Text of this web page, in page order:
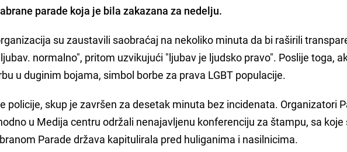
parade koja je bila zakazana za nedelju.
su zaustavili saobraćaj na nekoliko minuta da bi raširili
normalno", pritom uzvikujući "ljubav je ljudsko pravo". Poslije toga,
u duginim bojama, simbol borbe za prava LGBT populacije.
policije, skup je završen za desetak minuta bez incidenata. Organizatori
u Medija centru održali nenajavljenu konferenciju za štampu, sa koje
Parade država kapitulirala pred huliganima i nasilnicima.